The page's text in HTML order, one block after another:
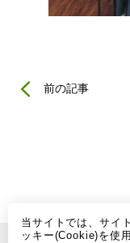
前の記事
当サイトでは、サイ
ッキー(Cookie)を使